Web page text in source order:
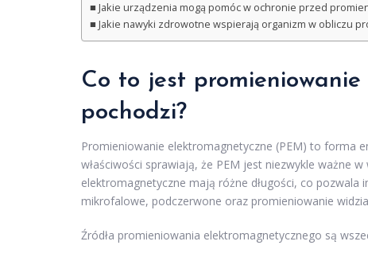
Jakie urządzenia mogą pomóc w ochronie przed
Jakie nawyki zdrowotne wspierają organizm w obliczu
Co to jest
pochodzi?
Promieniowanie elektromagnetyczne (PEM) to forma
właściwości sprawiają, że PEM jest niezwykle ważne
elektromagnetyczne mają różne długości, co
mikrofalowe, podczerwone oraz promieniowanie
Źródła promieniowania elektromagnetycznego są